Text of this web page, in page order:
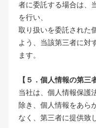
者に委託する場合は、
を行い、
取り扱いを委託された
よう、当該第三者に対
ます。
【５．個人情報の第三
当社は、個人情報保護
除き、個人情報をあら
なく、第三者に提供致